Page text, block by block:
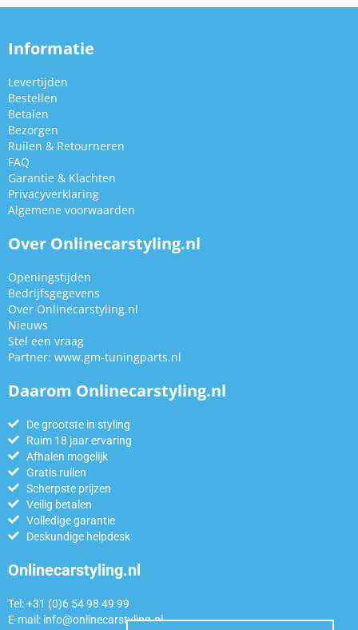
Informatie
Levertijden
Bestellen
Betalen
Bezorgen
Ruilen & Retourneren
FAQ
Garantie & Klachten
Privacyverklaring
Algemene voorwaarden
Over Onlinecarstyling.nl
Openingstijden
Bedrijfsgegevens
Over Onlinecarstyling.nl
Nieuws
Stel een vraag
Partner: www.gm-tuningparts.nl
Daarom Onlinecarstyling.nl
De grootste in styling
Ruim 18 jaar ervaring
Afhalen mogelijk
Gratis ruilen
Scherpste prijzen
Veilig betalen
Volledige garantie
Deskundige helpdesk
Onlinecarstyling.nl
Tel: +31 (0)6 54 98 49 99
E-mail: info@onlinecarstyling.nl